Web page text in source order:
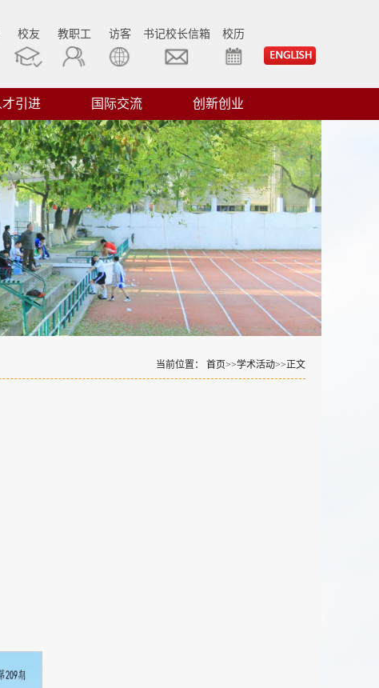
校友 教职工 访客 书记校长信箱 校历
才引进 国际交流 创新创业
当前位置： 首页>>学术活动>>正文